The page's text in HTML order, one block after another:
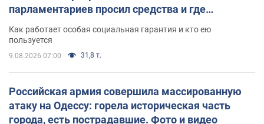
парламентариев просил средства и где
поселился
Как работает особая социальная гарантия и кто ею
пользуется
9.08.2026 07:00 31,8 т.
Российская армия совершила массированную
атаку на Одессу: горела историческая часть
города, есть пострадавшие. Фото и видео